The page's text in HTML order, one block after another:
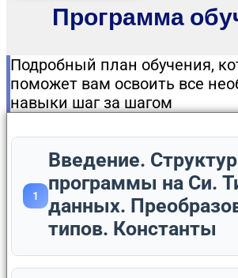
Программа
Подробный план обучения,
поможет вам освоить все
навыки шаг за шагом
1
Введение.
программы на Си.
данных.
типов. Константы